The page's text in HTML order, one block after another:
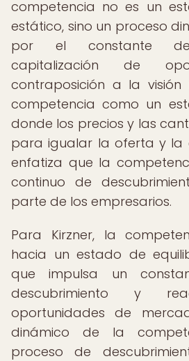
competencia no es un
estático, sino un proceso
por el constante
capitalización de
contraposición a la
competencia como un
donde los precios y las
para igualar la oferta y la
enfatiza que la
continuo de
parte de los empresarios.
Para Kirzner, la
hacia un estado de
que impulsa un
descubrimiento y
oportunidades de
dinámico de la
proceso de